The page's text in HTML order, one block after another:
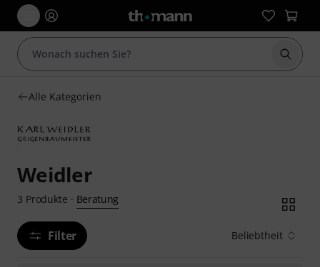
Suche
Alle Kategorien
Weidler
3 Produkte · Beratung
Filter Beliebtheit